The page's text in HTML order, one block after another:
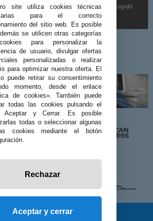
darme de baja cuando quiera según lo recogido
site utiliza cookies técnicas
para el correcto
del sitio web. Es posible
se utilicen otras categorías
para personalizar la
de usuario, divulgar ofertas
personalizadas o realizar
para optimizar nuestra oferta. El
puede retirar su consentimiento
momento, desde el enlace
de cookies». También puede
todas las cookies pulsando el
Aceptar y Cerrar. Es posible
todas o seleccionar algunas
cookies mediante el botón
Rechazar
Aceptar y cerrar